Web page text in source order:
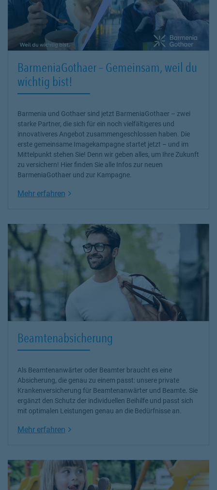
BarmeniaGothaer – Gemeinsam, weil du
wichtig bist!
Barmenia und Gothaer sind jetzt BarmeniaGothaer – zwei
starke Partner, die sich für ein noch vielfältigeres und
innovativeres Angebot zusammengeschlossen haben. Die
erste gemeinsame Imagekampagne startet jetzt – und im
Mittelpunkt stehen Sie! Denn wir geben alles, um Ihre Zukunft
zu versichern! Hier finden Sie alle Infos zur neuen
BarmeniaGothaer und zur Kampagne.
Mehr erfahren Link Opens in New Tab
Beamtenabsicherung
Als Beamtenanwärter oder Beamter braucht es eine
Absicherung, die genau zu einem passt: unsere private
Krankenversicherung für Beamtenanwärter und Beamte. Sie
ergänzt den Schutz der individuellen Beihilfe und passt sich
mit optimalen Leistungen genau an die Bedürfnisse an.
Mehr erfahren Link Opens in New Tab